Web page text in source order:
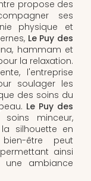
propose des
ses
physique et
Le Puy des
hammam et
la relaxation.
l'entreprise
soulager les
des soins du
Le Puy des
minceur,
silhouette en
être peut
ainsi
une ambiance